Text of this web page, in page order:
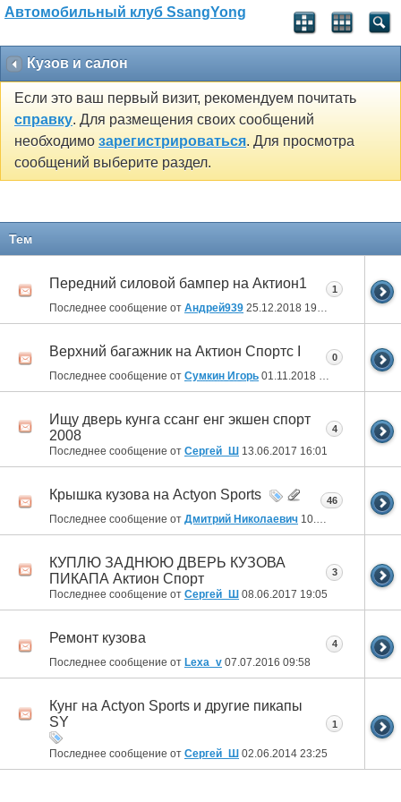
Автомобильный клуб SsangYong
Кузов и салон
Если это ваш первый визит, рекомендуем почитать
справку. Для размещения своих сообщений
необходимо зарегистрироваться. Для просмотра
сообщений выберите раздел.
Тем
Передний силовой бампер на Актион1
Последнее сообщение от Андрей939 25.12.2018 19:08
1
Верхний багажник на Актион Спортс I
Последнее сообщение от Сумкин Игорь 01.11.2018
0
Ищу дверь кунга ссанг енг экшен спорт
2008
Последнее сообщение от Сергей_Ш 13.06.2017 16:01
4
Крышка кузова на Actyon Sports
Последнее сообщение от Дмитрий Николаевич 10.06.2017 00:46
46
КУПЛЮ ЗАДНЮЮ ДВЕРЬ КУЗОВА
ПИКАПА Актион Спорт
Последнее сообщение от Сергей_Ш 08.06.2017 19:05
3
Ремонт кузова
Последнее сообщение от Lexa_v 07.07.2016 09:58
4
Кунг на Actyon Sports и другие пикапы
SY
Последнее сообщение от Сергей_Ш 02.06.2014 23:25
1